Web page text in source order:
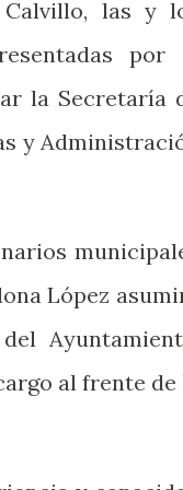
las y
por
la Secretaría
y
López
al frente de